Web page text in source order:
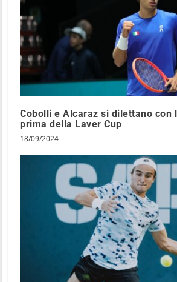
Cobolli e Alcaraz si dilettano con
prima della Laver Cup
18/09/2024